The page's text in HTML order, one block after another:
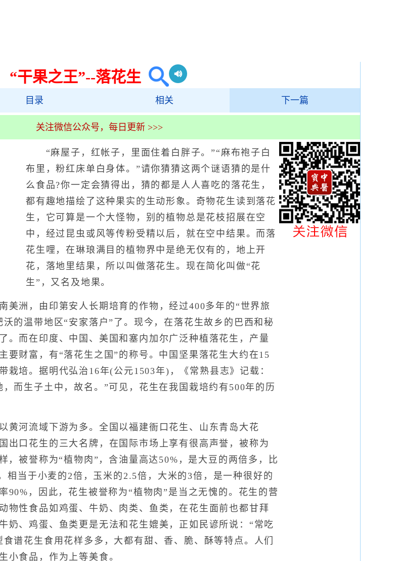
“干果之王”--落花生
目录 相关 下一篇
关注微信公众号，每日更新 >>>
“麻屋子，红帐子，里面住着白胖子。”“麻布袍子白
布里，粉红床单白身体。”请你猜猜这两个谜语猜的是什
么食品?你一定会猜得出，猜的都是人人喜吃的落花生，
都有趣地描绘了这种果实的生动形象。奇物花生读到落花
生，它可算是一个大怪物，别的植物总是花枝招展在空
中，经过昆虫或风等传粉受精以后，就在空中结果。而落
花生哩，在琳琅满目的植物界中是绝无仅有的，地上开
花，落地里结果，所以叫做落花生。现在简化叫做“花
生”，又名及地果。
洲，由印第安人长期培育的作物，经过400多年的“世界旅
的温带地区“安家落户”了。现今，在落花生故乡的巴西和秘
。而在印度、中国、美国和塞内加尔广泛种植落花生，产量
要财富，有“落花生之国”的称号。中国坚果落花生大约在15
栽培。据明代弘治16年(公元1503年)，《常熟县志》记载：
而生子土中，故名。”可见，花生在我国栽培约有500年的历
河流域下游为多。全国以福建衙口花生、山东青岛大花
出口花生的三大名牌，在国际市场上享有很高声誉，被称为
，被誉称为“植物肉”，含油量高达50%，是大豆的两倍多，比
相当于小麦的2倍，玉米的2.5倍，大米的3倍，是一种很好的
90%，因此，花生被誉称为“植物肉”是当之无愧的。花生的营
物性食品如鸡蛋、牛奶、肉类、鱼类，在花生面前也都甘拜
奶、鸡蛋、鱼类更是无法和花生媲美，正如民谚所说：“常吃
谱花生食用花样多多，大都有甜、香、脆、酥等特点。人们
小食品，作为上等美食。